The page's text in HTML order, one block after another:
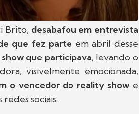
Brito, desabafou em entrevista
que fez parte em abril desse
que participava, levando o
visivelmente emocionada,
o vencedor do reality show e
sociais.